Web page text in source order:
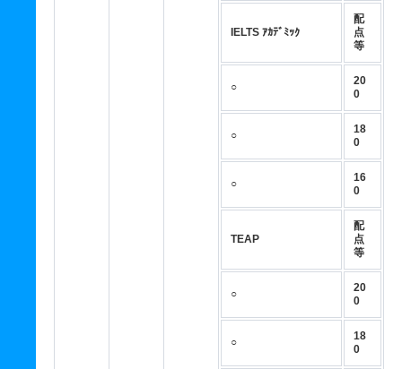
IELTS ｱｶﾃﾞﾐｯｸ
配
点
等
○
20
0
○
18
0
○
16
0
TEAP
配
点
等
○
20
0
○
18
0